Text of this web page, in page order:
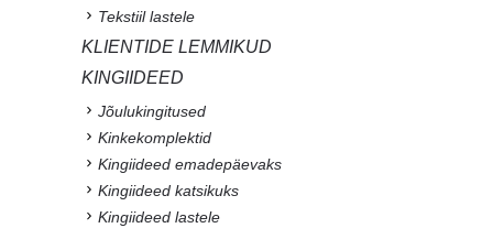
Tekstiil lastele
KLIENTIDE LEMMIKUD
KINGIIDEED
Jõulukingitused
Kinkekomplektid
Kingiideed emadepäevaks
Kingiideed katsikuks
Kingiideed lastele